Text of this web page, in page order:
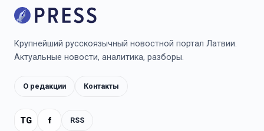
Крупнейший русскоязычный новостной портал Латвии.
Актуальные новости, аналитика, разборы.
О редакции Контакты
TG f RSS